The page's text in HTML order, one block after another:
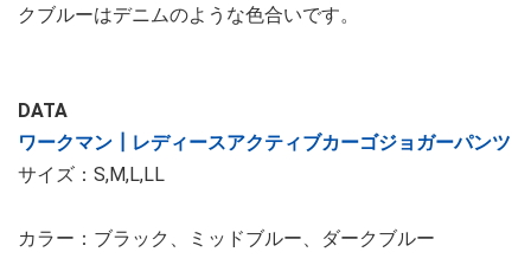
クブルーはデニムのような色合いです。
DATA
ワークマン┃レディースアクティブカーゴジョガーパンツ
サイズ：S,M,L,LL
カラー：ブラック、ミッドブルー、ダークブルー